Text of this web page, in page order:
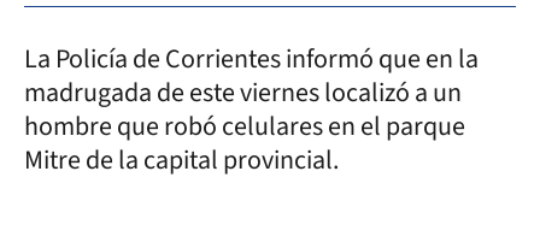
La Policía de Corrientes informó que en la
madrugada de este viernes localizó a un
hombre que robó celulares en el parque
Mitre de la capital provincial.